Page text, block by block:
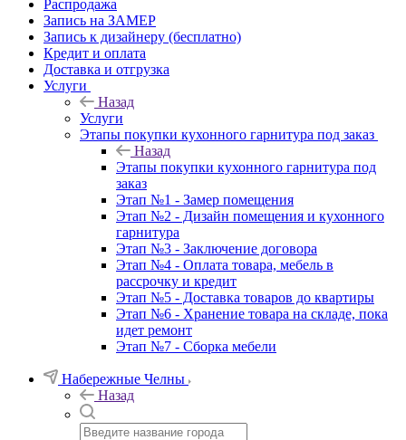
Распродажа
Запись на ЗАМЕР
Запись к дизайнеру (бесплатно)
Кредит и оплата
Доставка и отгрузка
Услуги
Назад
Услуги
Этапы покупки кухонного гарнитура под заказ
Назад
Этапы покупки кухонного гарнитура под
заказ
Этап №1 - Замер помещения
Этап №2 - Дизайн помещения и кухонного
гарнитура
Этап №3 - Заключение договора
Этап №4 - Оплата товара, мебель в
рассрочку и кредит
Этап №5 - Доставка товаров до квартиры
Этап №6 - Хранение товара на складе, пока
идет ремонт
Этап №7 - Сборка мебели
Набережные Челны
Назад